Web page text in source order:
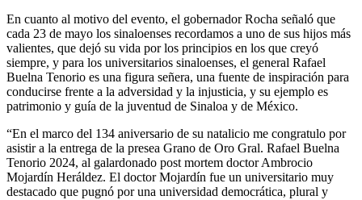
En cuanto al motivo del evento, el gobernador Rocha señaló que
cada 23 de mayo los sinaloenses recordamos a uno de sus hijos más
valientes, que dejó su vida por los principios en los que creyó
siempre, y para los universitarios sinaloenses, el general Rafael
Buelna Tenorio es una figura señera, una fuente de inspiración para
conducirse frente a la adversidad y la injusticia, y su ejemplo es
patrimonio y guía de la juventud de Sinaloa y de México.
“En el marco del 134 aniversario de su natalicio me congratulo por
asistir a la entrega de la presea Grano de Oro Gral. Rafael Buelna
Tenorio 2024, al galardonado post mortem doctor Ambrocio
Mojardín Heráldez. El doctor Mojardín fue un universitario muy
destacado que pugnó por una universidad democrática, plural y